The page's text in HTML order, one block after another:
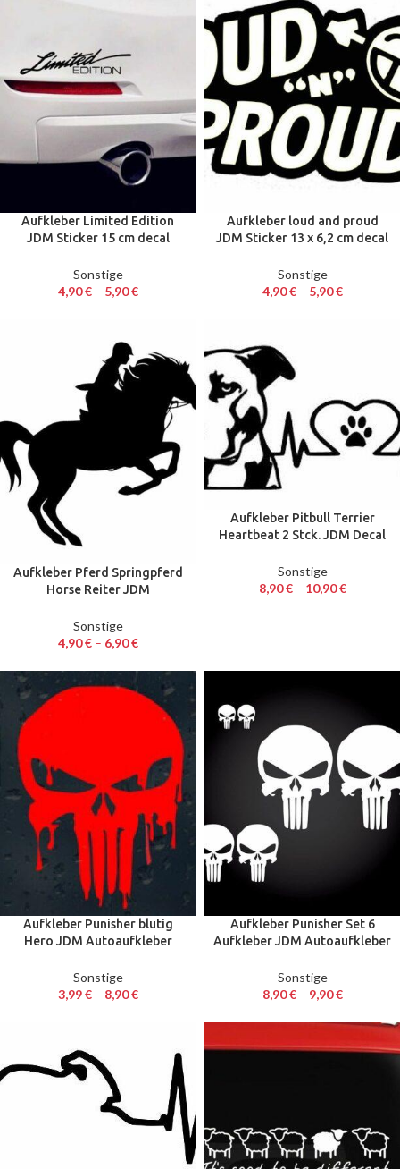
Aufkleber Limited Edition
JDM Sticker 15 cm decal
Sonstige
4,90€– 5,90€
Aufkleber loud and proud
JDM Sticker 13 x 6,2 cm decal
Sonstige
4,90€– 5,90€
Aufkleber Pferd Springpferd
Horse Reiter JDM
14 cm
Sonstige
4,90€– 6,90€
Aufkleber Pitbull Terrier
Heartbeat 2 Stck. JDM Decal
Sonstige
8,90€– 10,90€
Aufkleber Punisher blutig
Hero JDM Autoaufkleber
Sonstige
3,99€– 8,90€
Aufkleber Punisher Set 6
Aufkleber JDM Autoaufkleber
Sonstige
8,90€– 9,90€